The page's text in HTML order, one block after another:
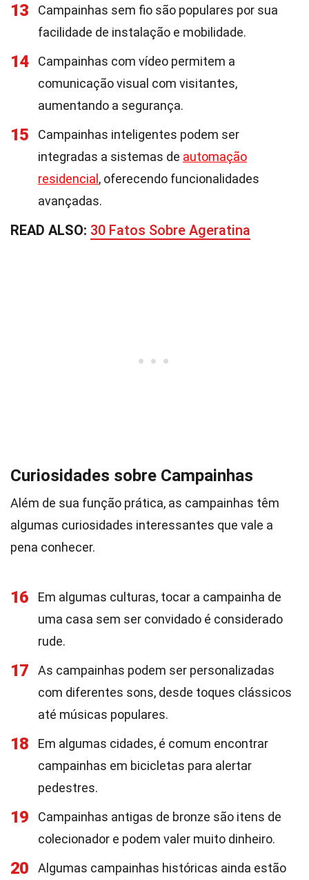
13
Campainhas sem fio são populares por sua
facilidade de instalação e mobilidade.
14
Campainhas com vídeo permitem a
comunicação visual com visitantes,
aumentando a segurança.
15
Campainhas inteligentes podem ser
integradas a sistemas de automação
residencial , oferecendo funcionalidades
avançadas.
READ ALSO: 30 Fatos Sobre Ageratina
Curiosidades sobre Campainhas
Além de sua função prática, as campainhas têm
algumas curiosidades interessantes que vale a
pena conhecer.
16
Em algumas culturas, tocar a campainha de
uma casa sem ser convidado é considerado
rude.
17
As campainhas podem ser personalizadas
com diferentes sons, desde toques clássicos
até músicas populares.
18
Em algumas cidades, é comum encontrar
campainhas em bicicletas para alertar
pedestres.
19
Campainhas antigas de bronze são itens de
colecionador e podem valer muito dinheiro.
20
Algumas campainhas históricas ainda estão